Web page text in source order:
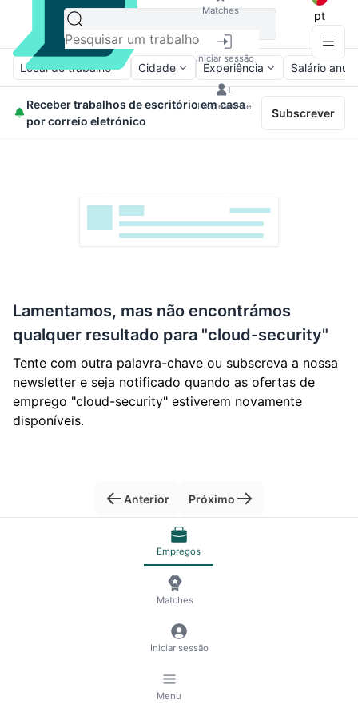
Matches
Iniciar sessão
Inscrever-se
pt
Local de trabalho Cidade Experiência Salário anual
Receber trabalhos de escritório em casa
por correio eletrónico
Subscrever
Lamentamos, mas não encontrámos
qualquer resultado para "cloud-security"
Tente com outra palavra-chave ou subscreva a nossa
newsletter e seja notificado quando as ofertas de
emprego "cloud-security" estiverem novamente
disponíveis.
Anterior Próximo
Termos de Serviço
🍪 Gestão de cookies
Empregos
Matches
Iniciar sessão
Menu